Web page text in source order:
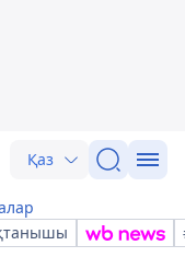
Қаз